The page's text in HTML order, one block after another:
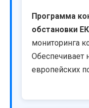
Программа
обстановки
мониторинга
Обеспечивает
европейских